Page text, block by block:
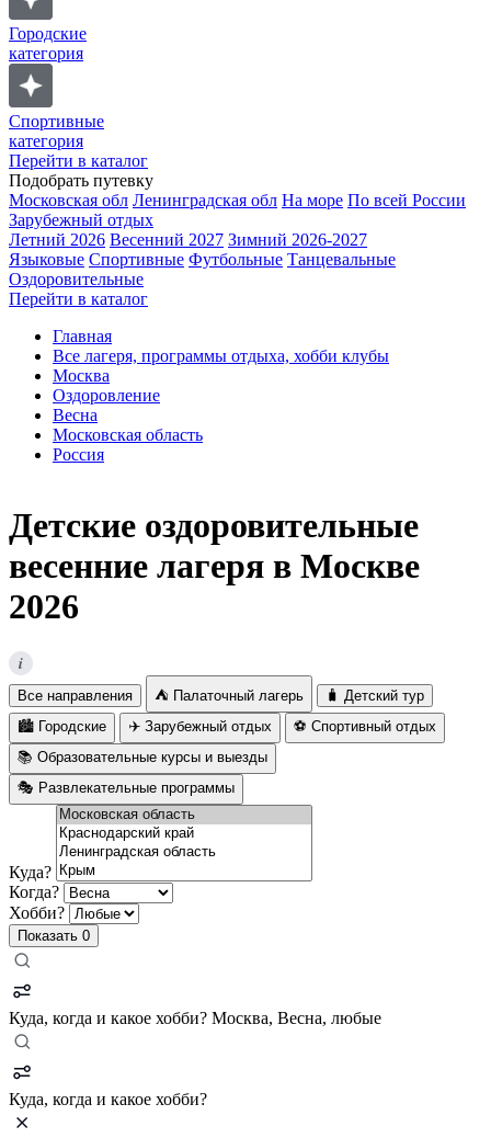
Городские
категория
Спортивные
категория
Перейти в каталог
Подобрать путевку
Московская обл Ленинградская обл На море По всей России
Зарубежный отдых
Летний 2026 Весенний 2027 Зимний 2026-2027
Языковые Спортивные Футбольные Танцевальные
Оздоровительные
Перейти в каталог
Главная
Все лагеря, программы отдыха, хобби клубы
Москва
Оздоровление
Весна
Московская область
Россия
Детские оздоровительные
весенние лагеря в Москве
2026
i
Все направления ⛺ Палаточный лагерь
🧳 Детский тур
🏙️ Городские
✈️ Зарубежный отдых
⚽ Спортивный отдых
📚 Образовательные курсы и выезды
🎭 Развлекательные программы
Куда?
Когда?
Хобби?
Показать 0
Куда, когда и какое хобби? Москва, Весна, любые
Куда, когда и какое хобби?